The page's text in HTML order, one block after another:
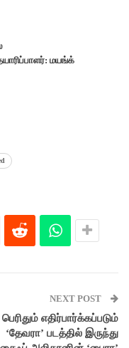
மயங்க்
NEXT POST
பெரிதும் எதிர்பார்க்கப்படும்
‘தேவரா’ படத்தில் இருந்து